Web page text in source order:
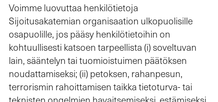
Voimme luovuttaa henkilötietoja
Sijoitusakatemian organisaation ulkopuolisille
osapuolille, jos pääsy henkilötietoihin on
kohtuullisesti katsoen tarpeellista (i) soveltuvan
lain, sääntelyn tai tuomioistuimen päätöksen
noudattamiseksi; (ii) petoksen, rahanpesun,
terrorismin rahoittamisen taikka tietoturva- tai
teknisten ongelmien havaitsemiseksi, estämiseksi